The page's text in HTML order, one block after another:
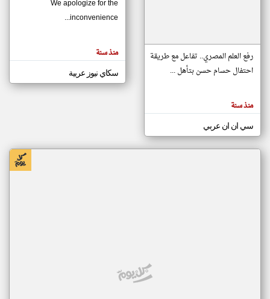
مصادر الأخبار من موريتانيا
اخبار موريتانيا على مدار الساعة
أهم اخبار موريتانيا العاجلة والمباشرة
المقالات
الموجوده
هنا عن
رفع العلم المصري.. تفاعل مع طريقة
احتفال حسام حسن بتأهل ...
منذ سنة
سي ان ان عربي
We apologize for the
inconvenience...
منذ سنة
سكاي نيوز عربية
klyoum.com